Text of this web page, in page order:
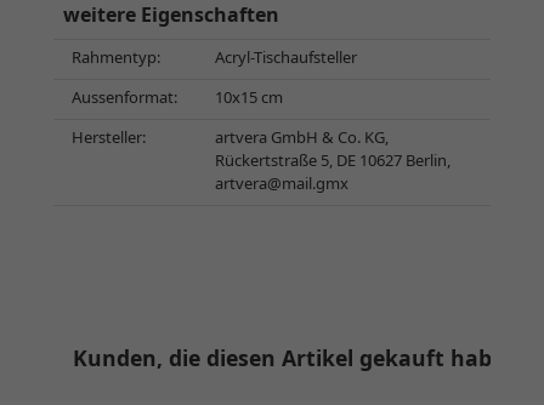
weitere Eigenschaften
Rahmentyp:
Acryl-Tischaufsteller
Aussenformat:
10x15 cm
Hersteller:
artvera GmbH & Co. KG,
Rückertstraße 5, DE 10627 Berlin,
artvera@mail.gmx
Kunden, die diesen Artikel gekauft haben,